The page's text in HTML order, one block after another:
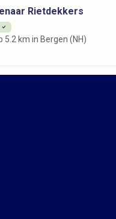
Rietdekkers
5.2 km in Bergen (NH)